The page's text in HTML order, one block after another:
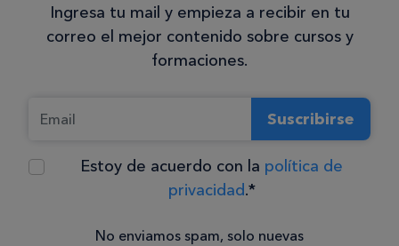
Ingresa tu mail y empieza a recibir en tu
correo el mejor contenido sobre cursos y
formaciones.
Suscribirse
Estoy de acuerdo con la política de
privacidad.*
No enviamos spam, solo nuevas